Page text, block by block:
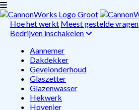
Hoe het werkt Meest gestelde vragen
Bedrijven inschakelen
Aannemer
Dakdekker
Gevelonderhoud
Glaszetter
Glazenwasser
Hekwerk
Hovenier